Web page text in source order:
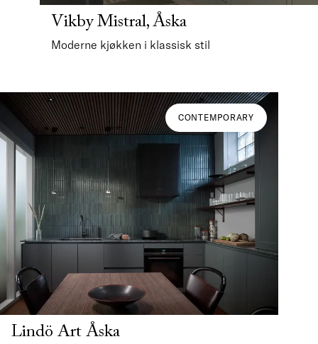
Vikby Mistral, Åska
Moderne kjøkken i klassisk stil
CONTEMPORARY
Lindö Art Åska